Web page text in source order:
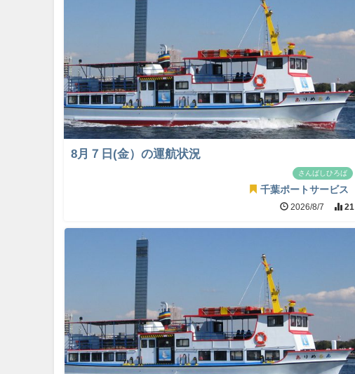
8月７日(金）の運航状況
さんばしひろば
千葉ポートサービス
2026/8/7 21